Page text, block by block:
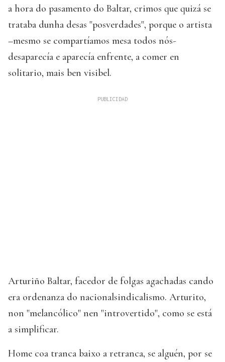
a hora do pasamento do Baltar, crimos que quizá se
trataba dunha desas "posverdades", porque o artista
–mesmo se compartíamos mesa todos nós-
desaparecía e aparecía enfrente, a comer en
solitario, mais ben visibel.
Arturiño Baltar, facedor de folgas agachadas cando
era ordenanza do nacionalsindicalismo. Arturito,
non "melancólico" nen "introvertido", como se está
a simplificar.
Home coa tranca baixo a retranca, se alguén, por se